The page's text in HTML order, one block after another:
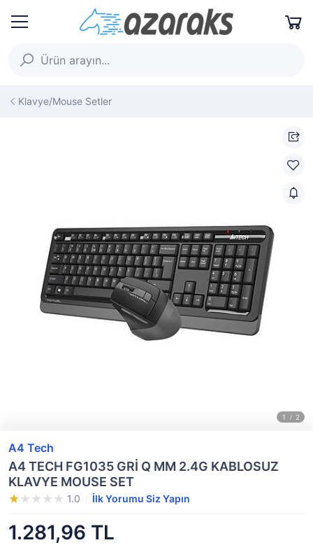
Klavye/Mouse Setler
A4 Tech
A4 TECH FG1035 GRİ Q MM 2.4G KABLOSUZ
KLAVYE MOUSE SET
1.0 İlk Yorumu Siz Yapın
1.281,96 TL